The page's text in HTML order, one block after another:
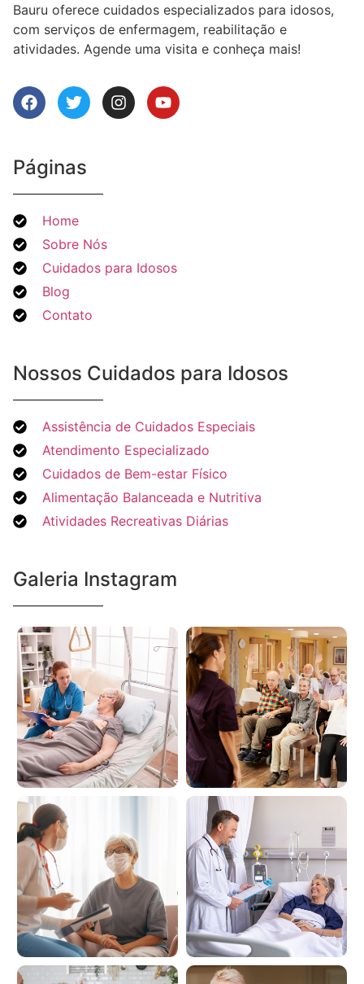
Bauru oferece cuidados especializados para idosos,
com serviços de enfermagem, reabilitação e
atividades. Agende uma visita e conheça mais!
Páginas
Home
Sobre Nós
Cuidados para Idosos
Blog
Contato
Nossos Cuidados para Idosos
Assistência de Cuidados Especiais
Atendimento Especializado
Cuidados de Bem-estar Físico
Alimentação Balanceada e Nutritiva
Atividades Recreativas Diárias
Galeria Instagram